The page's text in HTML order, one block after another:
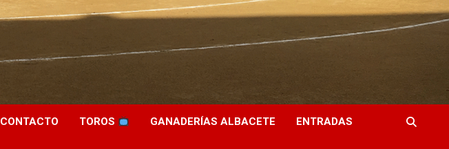
CONTACTO TOROS GANADERÍAS ALBACETE ENTRADAS